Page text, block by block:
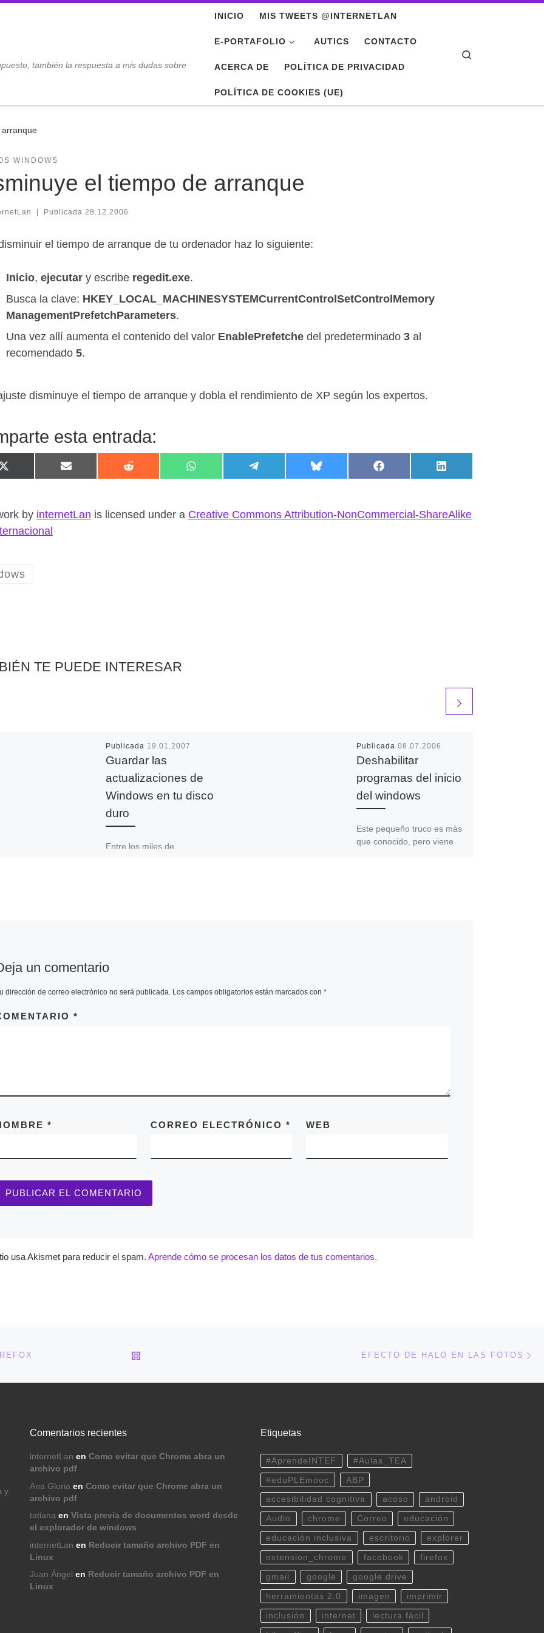
también la respuesta a mis dudas sobre
INICIO MIS TWEETS @INTERNETLAN
E-PORTAFOLIO AUTICS CONTACTO
ACERCA DE POLÍTICA DE PRIVACIDAD
POLÍTICA DE COOKIES (UE)
arranque
WINDOWS
el tiempo de arranque
Publicada 28.12.2006
el tiempo de arranque de tu ordenador haz lo siguiente:
Inicio, ejecutar y escribe regedit.exe.
Busca la clave: HKEY_LOCAL_MACHINESYSTEMCurrentControlSetControlMemory
ManagementPrefetchParameters.
Una vez allí aumenta el contenido del valor EnablePrefetche del predeterminado 3 al
recomendado 5.
disminuye el tiempo de arranque y dobla el rendimiento de XP según los expertos.
esta entrada:
Compartir en X (Twitter)
Compartir en EmailCompartir en RedditCompartir en WhatsAppCompartir en TelegramCompartir en BlueskyCompartir en Facebook
Compartir en
by internetLan is licensed under a Creative Commons Attribution-NonCommercial-ShareAlike
TE PUEDE INTERESAR
Publicada 19.01.2007
Guardar las
actualizaciones de
Windows en tu disco
duro
Entre los miles de
Publicada 08.07.2006
Deshabilitar
programas del inicio
del windows
Este pequeño truco es más
que conocido, pero viene
un comentario
dirección de correo electrónico no será publicada. Los campos obligatorios están marcados con *
*
* CORREO ELECTRÓNICO * WEB
usa Akismet para reducir el spam. Aprende cómo se procesan los datos de tus comentarios.
EFECTO DE HALO EN LAS FOTOS
y
Comentarios recientes
internetLan en Como evitar que Chrome abra un
archivo pdf
Ana Gloria en Como evitar que Chrome abra un
archivo pdf
tatiana en Vista previa de documentos word desde
el explorador de windows
internetLan en Reducir tamaño archivo PDF en
Linux
Juan Ángel en Reducir tamaño archivo PDF en
Linux
Etiquetas
#AprendeINTEF #Aulas_TEA
#eduPLEmooc ABP
accesibilidad cognitiva acoso android
Audio chrome Correo educación
educación inclusiva escritorio explorer
extension_chrome facebook firefox
gmail google google drive
herramientas 2.0 imagen imprimir
inclusión internet lectura fácil